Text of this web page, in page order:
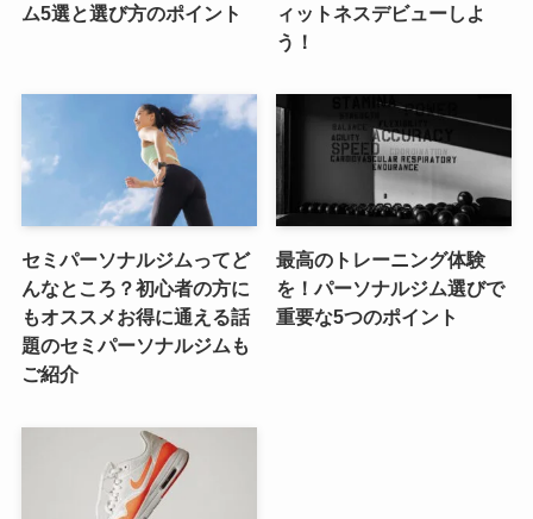
ム5選と選び方のポイント
ィットネスデビューしよ
う！
セミパーソナルジムってど
んなところ？初心者の方に
もオススメお得に通える話
題のセミパーソナルジムも
ご紹介
最高のトレーニング体験
を！パーソナルジム選びで
重要な5つのポイント